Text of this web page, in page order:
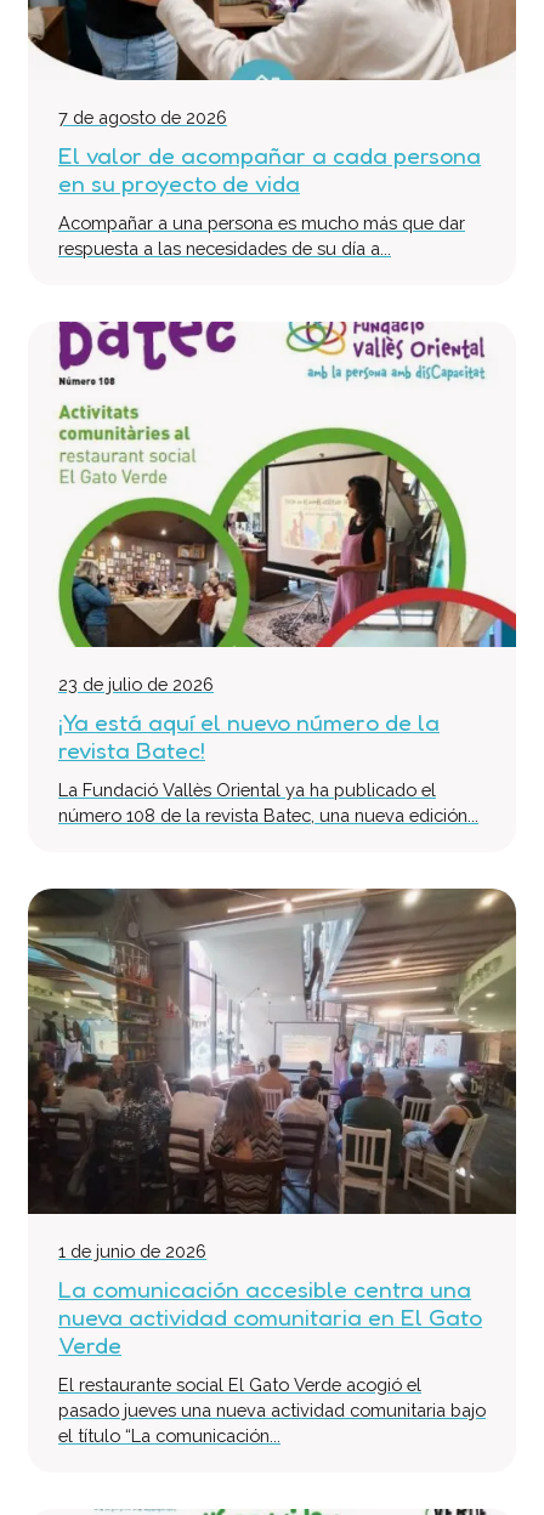
Catering
Servicios Generales
Equipo Multidisciplinario de Soporte
Voluntari@s
Proyectos
Noticias
7 de agosto de 2026
El valor de acompañar a cada persona
en su proyecto de vida
Acompañar a una persona es mucho más que dar
respuesta a las necesidades de su día a...
23 de julio de 2026
¡Ya está aquí el nuevo número de la
revista Batec!
La Fundació Vallès Oriental ya ha publicado el
número 108 de la revista Batec, una nueva edición...
1 de junio de 2026
La comunicación accesible centra una
nueva actividad comunitaria en El Gato
Verde
El restaurante social El Gato Verde acogió el
pasado jueves una nueva actividad comunitaria bajo
el título “La comunicación...